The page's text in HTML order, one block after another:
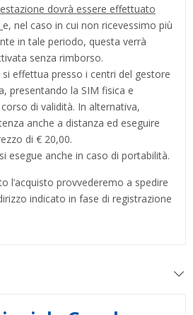
dovrà essere effettuato
e, nel caso in cui non ricevessimo più
in tale periodo, questa verrà
senza rimborso.
effettua presso i centri del gestore
presentando la SIM fisica e
di validità. In alternativa,
anche a distanza ed eseguire
di € 20,00.
esegue anche in caso di portabilità.
l’acquisto provvederemo a spedire
indicato in fase di registrazione